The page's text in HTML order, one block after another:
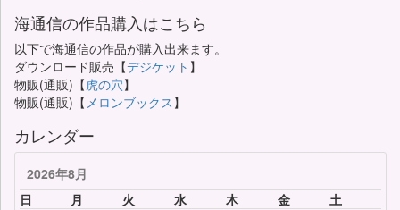
海通信の作品購入はこちら
以下で海通信の作品が購入出来ます。
ダウンロード販売【デジケット 】
物販(通販)【虎の穴】
物販(通販)【 メロンブックス 】
カレンダー
2026年8月
日
月 火 水 木 金
土